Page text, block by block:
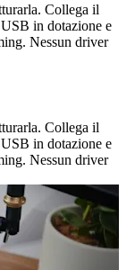
Collega il
in dotazione e
Nessun driver
Collega il
in dotazione e
Nessun driver